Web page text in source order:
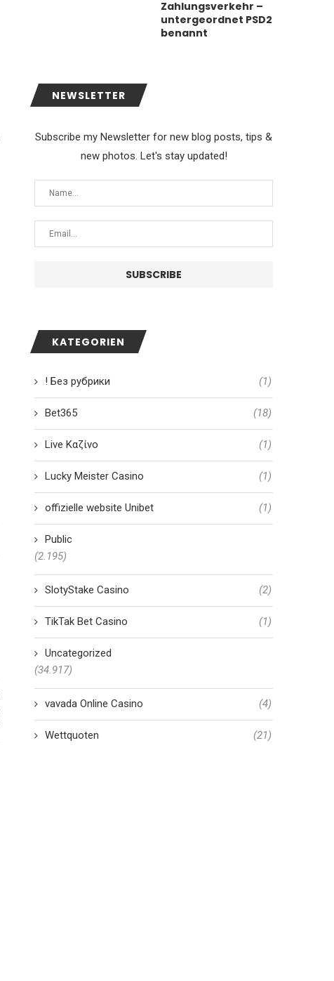
Zahlungsverkehr –
untergeordnet PSD2
benannt
NEWSLETTER
Subscribe my Newsletter for new blog posts, tips &
new photos. Let's stay updated!
KATEGORIEN
! Без рубрики (1)
Bet365 (18)
Live Καζίνο (1)
Lucky Meister Casino (1)
offizielle website Unibet (1)
Public
(2.195)
SlotyStake Casino (2)
TikTak Bet Casino (1)
Uncategorized
(34.917)
vavada Online Casino (4)
Wettquoten (21)